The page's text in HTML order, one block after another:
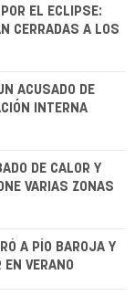
EL ECLIPSE:
CERRADAS A LOS
ACUSADO DE
INTERNA
DE CALOR Y
VARIAS ZONAS
A PÍO BAROJA Y
EN VERANO